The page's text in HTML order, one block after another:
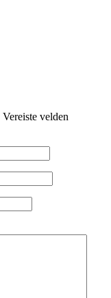
Vereiste velden